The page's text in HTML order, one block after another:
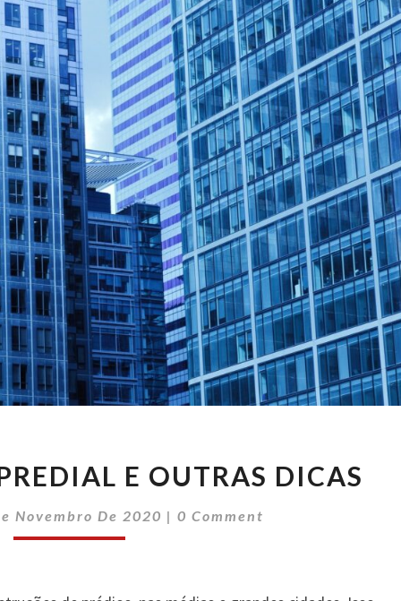
PREDIAL
OUTRAS
DICAS
E OUTRAS DICAS
Novembro De 2020 |Comments
0 Comment